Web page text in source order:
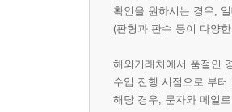
확인을 원하시는 경우,
(판형과 판수 등이 다양
해외거래처에서 품절인
수입 진행 시점으로 부
해당 경우, 문자와 메일